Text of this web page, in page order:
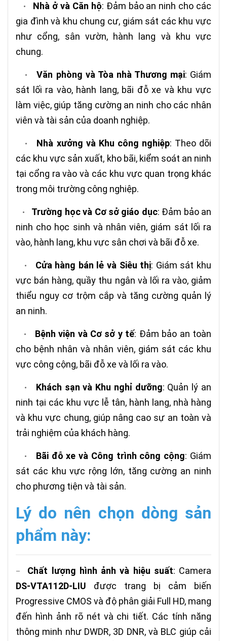
• Nhà ở và Căn hộ: Đảm bảo an ninh cho các
gia đình và khu chung cư, giám sát các khu vực
như cổng, sân vườn, hành lang và khu vực
chung.
•Văn phòng và Tòa nhà Thương mại: Giám
sát lối ra vào, hành lang, bãi đỗ xe và khu vực
làm việc, giúp tăng cường an ninh cho các nhân
viên và tài sản của doanh nghiệp.
• Nhà xưởng và Khu công nghiệp: Theo dõi
các khu vực sản xuất, kho bãi, kiểm soát an ninh
tại cổng ra vào và các khu vực quan trọng khác
trong môi trường công nghiệp.
• Trường học và Cơ sở giáo dục: Đảm bảo an
ninh cho học sinh và nhân viên, giám sát lối ra
vào, hành lang, khu vực sân chơi và bãi đỗ xe.
• Cửa hàng bán lẻ và Siêu thị: Giám sát khu
vực bán hàng, quầy thu ngân và lối ra vào, giảm
thiểu nguy cơ trộm cắp và tăng cường quản lý
an ninh.
• Bệnh viện và Cơ sở y tế: Đảm bảo an toàn
cho bệnh nhân và nhân viên, giám sát các khu
vực công cộng, bãi đỗ xe và lối ra vào.
• Khách sạn và Khu nghỉ dưỡng: Quản lý an
ninh tại các khu vực lễ tân, hành lang, nhà hàng
và khu vực chung, giúp nâng cao sự an toàn và
trải nghiệm của khách hàng.
• Bãi đỗ xe và Công trình công cộng: Giám
sát các khu vực rộng lớn, tăng cường an ninh
cho phương tiện và tài sản.
Lý do nên chọn dòng sản
phẩm này:
– Chất lượng hình ảnh và hiệu suất: Camera
DS-VTA112D-LIU được trang bị cảm biến
Progressive CMOS và độ phân giải Full HD, mang
đến hình ảnh rõ nét và chi tiết. Các tính năng
thông minh như DWDR, 3D DNR, và BLC giúp cải